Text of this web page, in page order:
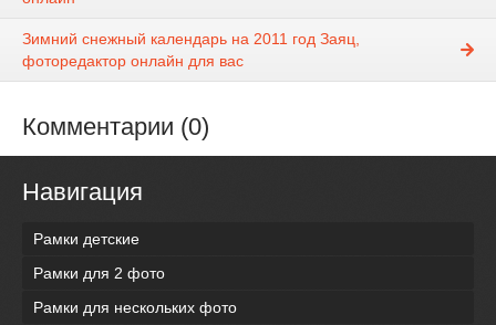
Зимний снежный календарь на 2011 год Заяц,
фоторедактор онлайн для вас
Комментарии (0)
Навигация
Рамки детские
Рамки для 2 фото
Рамки для нескольких фото